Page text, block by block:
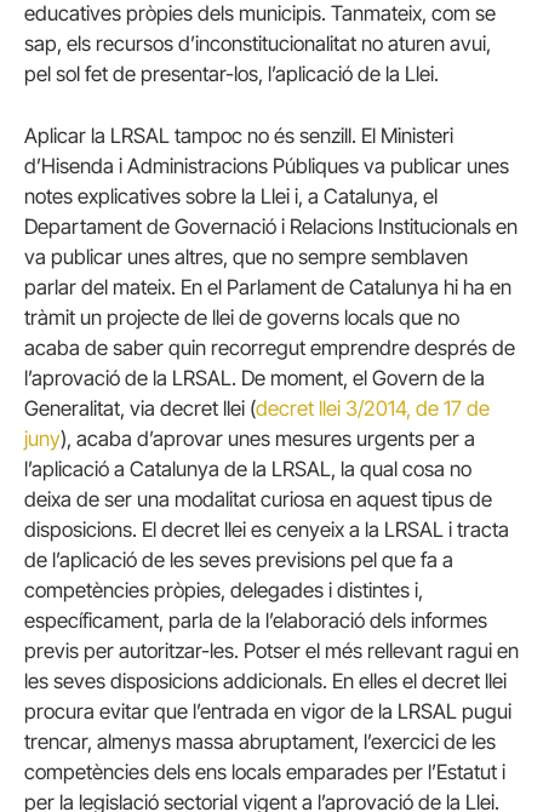
educatives pròpies dels municipis. Tanmateix, com se
sap, els recursos d’inconstitucionalitat no aturen avui,
pel sol fet de presentar-los, l’aplicació de la Llei.
Aplicar la LRSAL tampoc no és senzill. El Ministeri
d’Hisenda i Administracions Públiques va publicar unes
notes explicatives sobre la Llei i, a Catalunya, el
Departament de Governació i Relacions Institucionals en
va publicar unes altres, que no sempre semblaven
parlar del mateix. En el Parlament de Catalunya hi ha en
tràmit un projecte de llei de governs locals que no
acaba de saber quin recorregut emprendre després de
l’aprovació de la LRSAL. De moment, el Govern de la
Generalitat, via decret llei (decret llei 3/2014, de 17 de
juny), acaba d’aprovar unes mesures urgents per a
l’aplicació a Catalunya de la LRSAL, la qual cosa no
deixa de ser una modalitat curiosa en aquest tipus de
disposicions. El decret llei es cenyeix a la LRSAL i tracta
de l’aplicació de les seves previsions pel que fa a
competències pròpies, delegades i distintes i,
específicament, parla de la l’elaboració dels informes
previs per autoritzar-les. Potser el més rellevant ragui en
les seves disposicions addicionals. En elles el decret llei
procura evitar que l’entrada en vigor de la LRSAL pugui
trencar, almenys massa abruptament, l’exercici de les
competències dels ens locals emparades per l’Estatut i
per la legislació sectorial vigent a l’aprovació de la Llei.